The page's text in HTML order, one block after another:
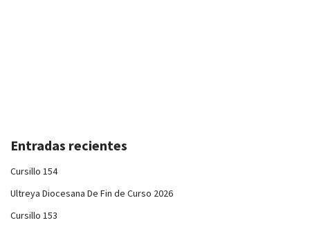
Entradas recientes
Cursillo 154
Ultreya Diocesana De Fin de Curso 2026
Cursillo 153